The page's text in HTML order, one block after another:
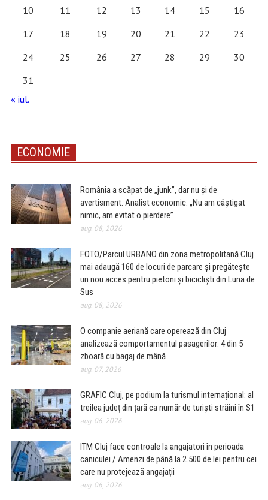
10
11 12 13 14 15
16
17
18 19 20 21 22
23
24
25 26 27 28 29
30
31
« iul.
ECONOMIE
România a scăpat de „junk”, dar nu și de
avertisment. Analist economic: „Nu am câștigat
nimic, am evitat o pierdere”
aug. 08, 2026
FOTO/Parcul URBANO din zona metropolitană Cluj
mai adaugă 160 de locuri de parcare și pregătește
un nou acces pentru pietoni și bicicliști din Luna de
Sus
aug. 08, 2026
O companie aeriană care operează din Cluj
analizează comportamentul pasagerilor: 4 din 5
zboară cu bagaj de mână
aug. 07, 2026
GRAFIC Cluj, pe podium la turismul internațional: al
treilea județ din țară ca număr de turiști străini în S1
aug. 06, 2026
ITM Cluj face controale la angajatori în perioada
caniculei / Amenzi de până la 2.500 de lei pentru cei
care nu protejează angajații
aug. 06, 2026